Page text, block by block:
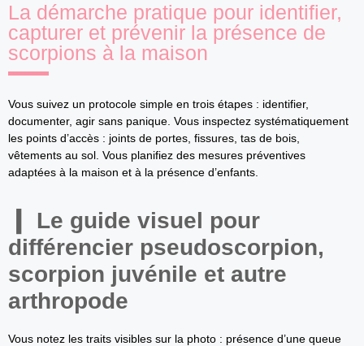
La démarche pratique pour identifier,
capturer et prévenir la présence de
scorpions à la maison
Vous suivez un protocole simple en trois étapes : identifier,
documenter, agir sans panique. Vous inspectez systématiquement
les points d’accès : joints de portes, fissures, tas de bois,
vêtements au sol. Vous planifiez des mesures préventives
adaptées à la maison et à la présence d’enfants.
Le guide visuel pour
différencier pseudoscorpion,
scorpion juvénile et autre
arthropode
Vous notez les traits visibles sur la photo : présence d’une queue